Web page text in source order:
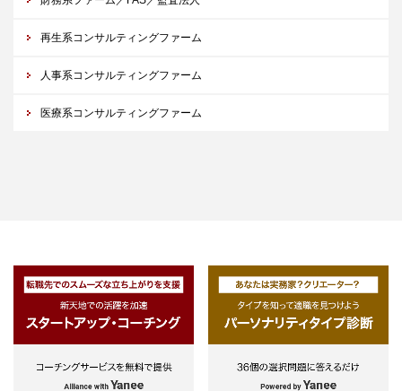
再生系コンサルティングファーム
人事系コンサルティングファーム
医療系コンサルティングファーム